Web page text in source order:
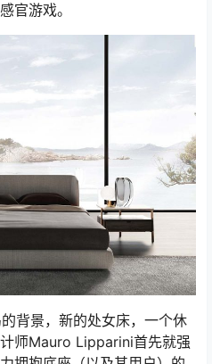
官游戏。
背景，新的处女床，一个休
师Mauro Lipparini首先就强